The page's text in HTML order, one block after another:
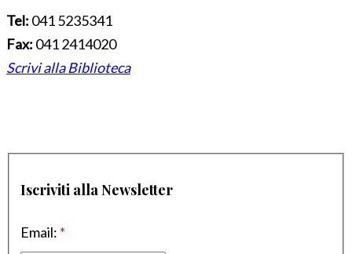
Tel: 041 5235341
Fax: 041 2414020
Scrivi alla Biblioteca
Iscriviti alla Newsletter
Email: *